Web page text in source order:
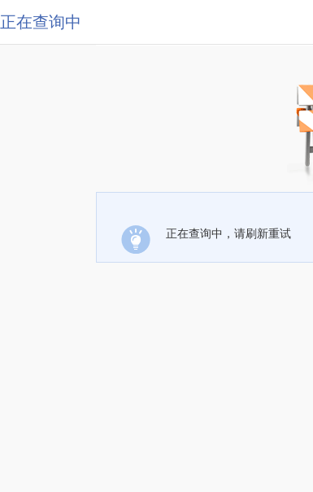
正在查询中
正在查询中，请刷新重试